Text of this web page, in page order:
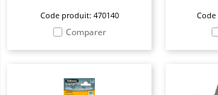
Code produit: 470140
Comparer